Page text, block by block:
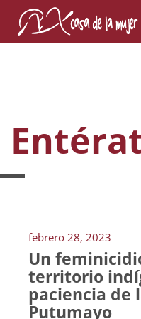
febrero 28, 2023
Un
territorio
paciencia de
Putumayo